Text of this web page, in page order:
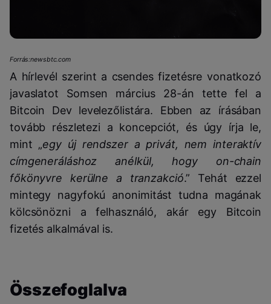
Forrás:newsbtc.com
A hírlevél szerint a csendes fizetésre vonatkozó
javaslatot Somsen március 28-án tette fel a
Bitcoin Dev levelezőlistára. Ebben az írásában
tovább részletezi a koncepciót, és úgy írja le,
mint „egy új rendszer a privát, nem interaktív
címgeneráláshoz anélkül, hogy on-chain
főkönyvre kerülne a tranzakció.” Tehát ezzel
mintegy nagyfokú anonimitást tudna magának
kölcsönözni a felhasználó, akár egy Bitcoin
fizetés alkalmával is.
Összefoglalva